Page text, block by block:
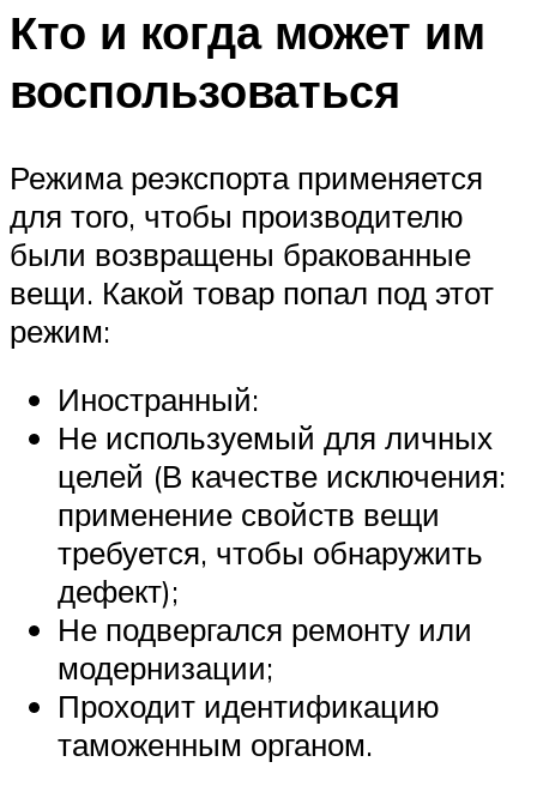
Кто и когда может им
воспользоваться
Режима реэкспорта применяется
для того, чтобы производителю
были возвращены бракованные
вещи. Какой товар попал под этот
режим:
Иностранный:
Не используемый для личных
целей (В качестве исключения:
применение свойств вещи
требуется, чтобы обнаружить
дефект);
Не подвергался ремонту или
модернизации;
Проходит идентификацию
таможенным органом.